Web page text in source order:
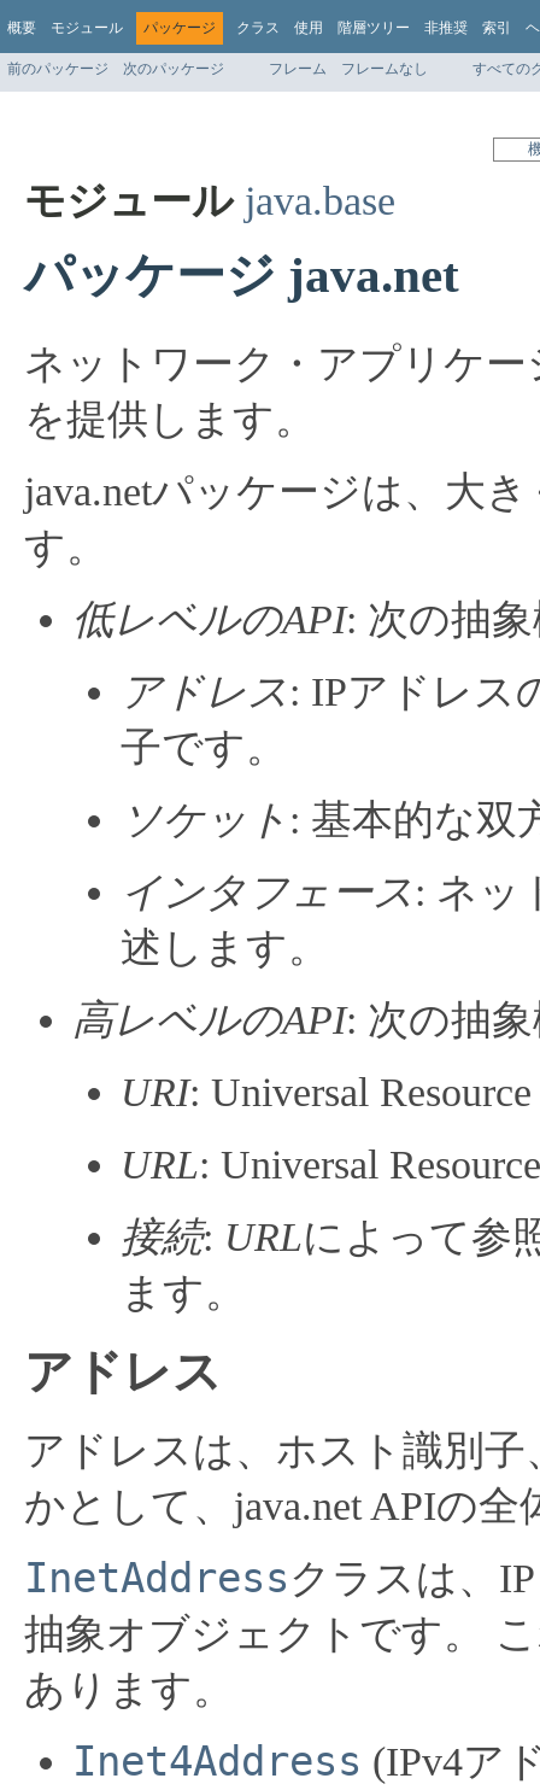
概要 モジュール パッケージ クラス 使用 階層ツリー 非推奨 索引
前のパッケージ 次のパッケージ フレーム フレームなし すべての
モジュール java.base
パッケージ java.net
ネットワーク・アプリケ
を提供します。
java.netパッケージは、大
す。
低レベルのAPI: 次の抽
アドレス: IPアドレス
子です。
ソケット : 基本的な双
インタフェース: ネッ
述します。
高レベルのAPI: 次の抽
URI: Universal
URL: Universal
接続: URLによって参
ます。
アドレス
アドレスは、ホスト識別
かとして、java.net APIの
InetAddressクラスは、
抽象オブジェクトです。
あります。
Inet4Address (IPv4ア